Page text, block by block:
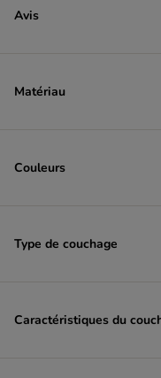
Avis
Matériau
Couleurs
Type de couchage
Caractéristiques du